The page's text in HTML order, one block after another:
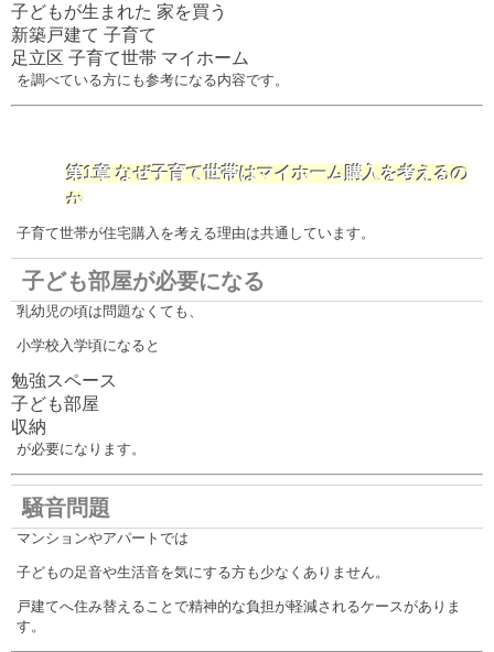
子どもが生まれた 家を買う
新築戸建て 子育て
足立区 子育て世帯 マイホーム
を調べている方にも参考になる内容です。
第1章 なぜ子育て世帯はマイホーム購入を考えるの
か
子育て世帯が住宅購入を考える理由は共通しています。
子ども部屋が必要になる
乳幼児の頃は問題なくても、
小学校入学頃になると
勉強スペース
子ども部屋
収納
が必要になります。
騒音問題
マンションやアパートでは
子どもの足音や生活音を気にする方も少なくありません。
戸建てへ住み替えることで精神的な負担が軽減されるケースがありま
す。